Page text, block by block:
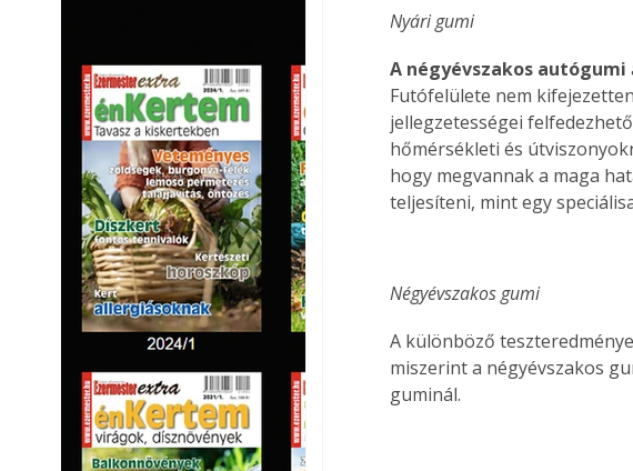
tárolható h
Nyári gumi
A négyévszakos autógumi
Futófelülete nem
jellegzetességei
hőmérsékleti és
hogy megvannak a maga
teljesíteni, mint egy
Négyévszakos gumi
A különböző
miszerint a négyévszakos
guminál.